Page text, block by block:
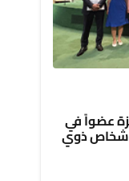
عضواً في
ذوي